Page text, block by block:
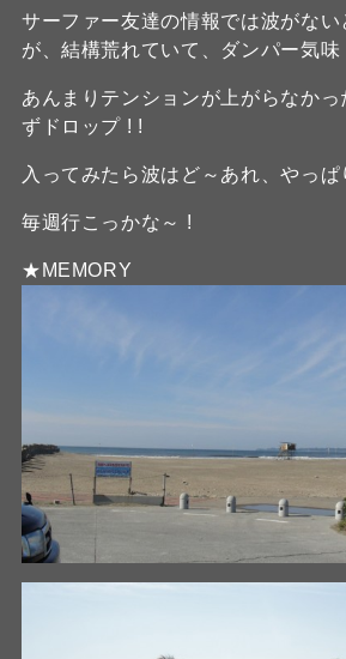
サーファー友達の情報では波がない
が、結構荒れていて、ダンパー気味
あんまりテンションが上がらなかっ
ずドロップ ! !
入ってみたら波はど～あれ、やっぱ
毎週行こっかな～ !
★MEMORY